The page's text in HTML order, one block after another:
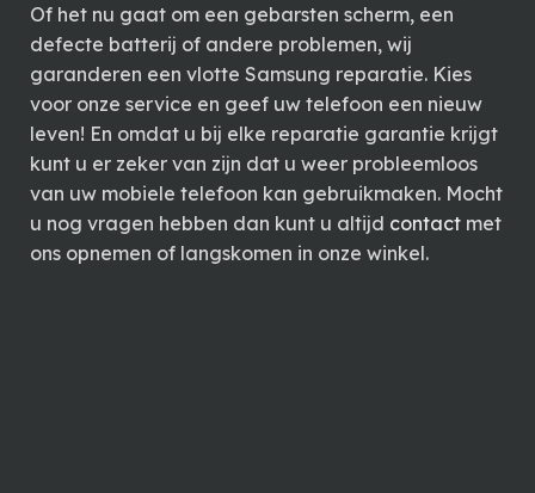
Of het nu gaat om een gebarsten scherm, een
defecte batterij of andere problemen, wij
garanderen een vlotte Samsung reparatie. Kies
voor onze service en geef uw telefoon een nieuw
leven! En omdat u bij elke reparatie garantie krijgt
kunt u er zeker van zijn dat u weer probleemloos
van uw mobiele telefoon kan gebruikmaken. Mocht
u nog vragen hebben dan kunt u altijd contact met
ons opnemen of langskomen in onze winkel.